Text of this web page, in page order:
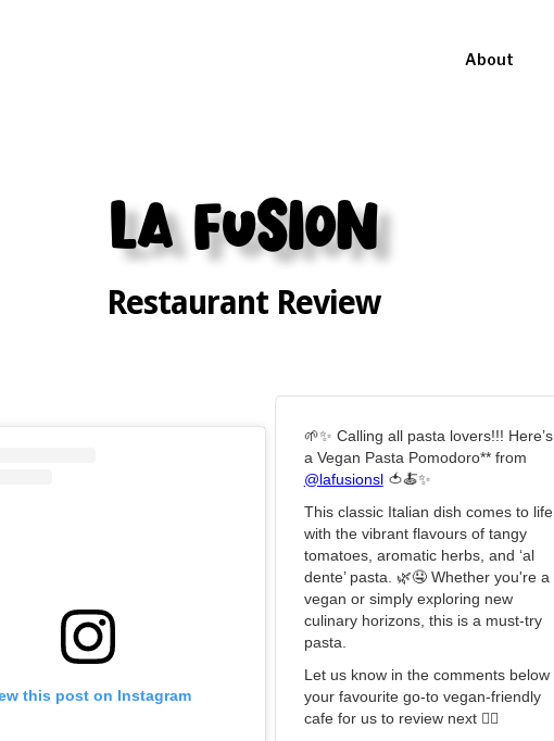
About
La Fusion
Restaurant Review
this post on Instagram
🌱✨ Calling all pasta lovers!!! Here’s
a Vegan Pasta Pomodoro** from
@lafusionsl🍅🍝✨
This classic Italian dish comes to life
with the vibrant flavours of tangy
tomatoes, aromatic herbs, and ‘al
dente’ pasta. 🌿🤤 Whether you're a
vegan or simply exploring new
culinary horizons, this is a must-try
pasta.
Let us know in the comments below
your favourite go-to vegan-friendly
cafe for us to review next 👇🏼